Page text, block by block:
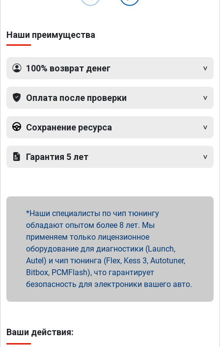
Наши преимущества
100% возврат денег
Оплата после проверки
Сохранение ресурса
Гарантия 5 лет
Наши специалисты по чип тюнингу
обладают опытом более 8 лет. Мы
применяем только лицензионное
оборудование для диагностики (Launch,
Autel) и чип тюнинга (Flex, Kess 3, Autotuner,
Bitbox, PCMFlash), что гарантирует
безопасность для электроники вашего авто.
Ваши действия: